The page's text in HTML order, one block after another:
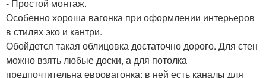
- Простой монтаж.
Особенно хороша вагонка при оформлении интерьеров
в стилях эко и кантри.
Обойдется такая облицовка достаточно дорого. Для стен
можно взять любые доски, а для потолка
предпочтительна евровагонка: в ней есть каналы для